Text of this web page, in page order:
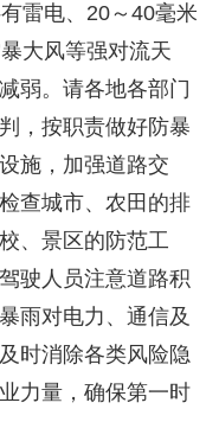
雷电、20～40毫米
大风等强对流天
弱。请各地各部门
，按职责做好防暴
施，加强道路交
查城市、农田的排
、景区的防范工
驶人员注意道路积
雨对电力、通信及
时消除各类风险隐
力量，确保第一时